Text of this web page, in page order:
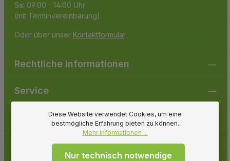
Sa: 09:00 - 14:00 Uhr
(mit Terminvereinbarung)
Oder über unser Kontaktformular.
Rechtliche Informationen
Service
Gartenpirat
Folge uns
Diese Website verwendet Cookies, um eine
bestmögliche Erfahrung bieten zu können.
Mehr Informationen ...
Nur technisch notwendige